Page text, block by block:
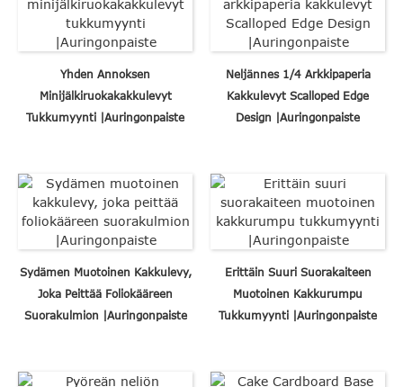
Yhden Annoksen
Minijälkiruokakakkulevyt
Tukkumyynti |Auringonpaiste
Neljännes 1/4 Arkkipaperia
Kakkulevyt Scalloped Edge
Design |Auringonpaiste
Sydämen Muotoinen Kakkulevy,
Joka Peittää Foliokääreen
Suorakulmion |Auringonpaiste
Erittäin Suuri Suorakaiteen
Muotoinen Kakkurumpu
Tukkumyynti |Auringonpaiste